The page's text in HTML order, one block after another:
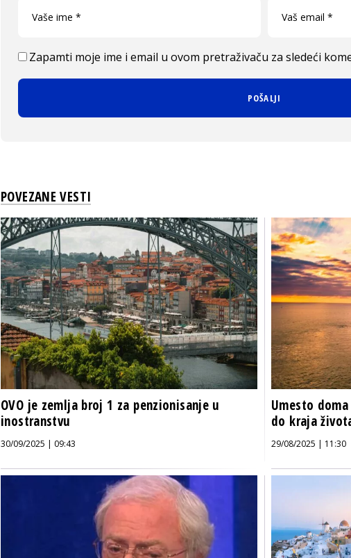
Zapamti moje ime i email u ovom pretraživaču za sledeći
POVEZANE VESTI
OVO je zemlja broj 1 za penzionisanje u
inostranstvu
30/09/2025 | 09:43
Umesto
do kraja
29/08/2025 | 11:30